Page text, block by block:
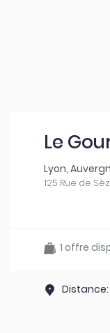
Le
Lyon,
125 Rue de
1 offre
Distance: